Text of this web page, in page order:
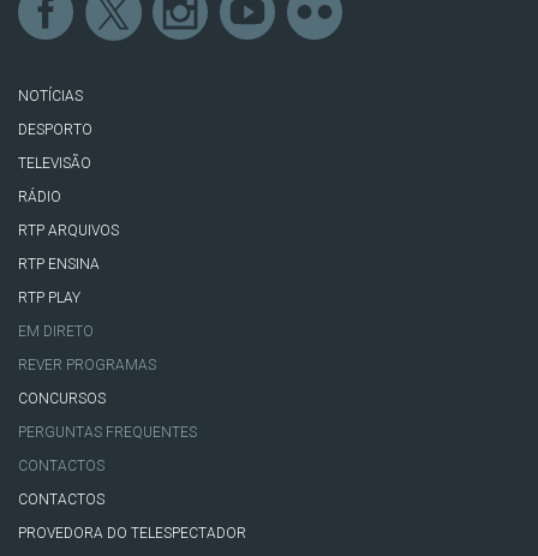
NOTÍCIAS
DESPORTO
TELEVISÃO
RÁDIO
RTP ARQUIVOS
RTP ENSINA
RTP PLAY
EM DIRETO
REVER PROGRAMAS
CONCURSOS
PERGUNTAS FREQUENTES
CONTACTOS
CONTACTOS
PROVEDORA DO TELESPECTADOR